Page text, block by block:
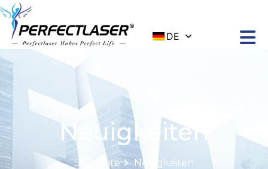
DE
Neuigkeiten
Startseite
Neuigkeiten